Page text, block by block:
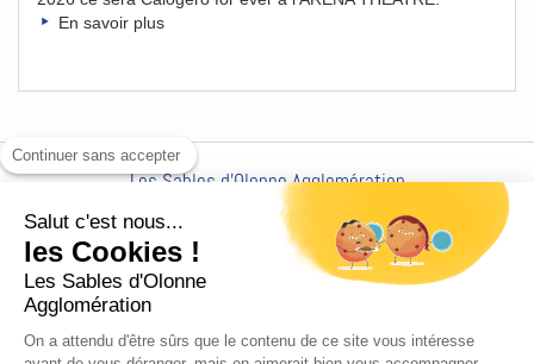
En savoir plus
Les Sables d'Olonne Agglomération
CS 21842, 21 Place du Poilu de France,
85100 Les Sables-d'Olonne
Contacter l'Agglo par e-mail
Tél: 02 51 23 16 00
Une
Continuer sans accepter
Salut c'est nous...
les Cookies !
Les Sables d'Olonne
Agglomération
On a attendu d'être sûrs que le contenu de ce site vous intéresse